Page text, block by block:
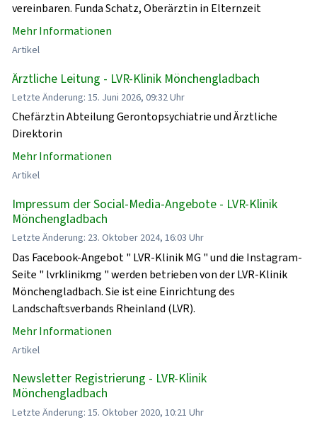
vereinbaren. Funda Schatz, Oberärztin in Elternzeit
Mehr Informationen
Artikel
Ärztliche Leitung - LVR-Klinik Mönchengladbach
Letzte Änderung: 15. Juni 2026, 09:32 Uhr
Chefärztin Abteilung Gerontopsychiatrie und Ärztliche
Direktorin
Mehr Informationen
Artikel
Impressum der Social-Media-Angebote - LVR-Klinik
Mönchengladbach
Letzte Änderung: 23. Oktober 2024, 16:03 Uhr
Das Facebook-Angebot " LVR-Klinik MG " und die Instagram-
Seite " lvrklinikmg " werden betrieben von der LVR-Klinik
Mönchengladbach. Sie ist eine Einrichtung des
Landschaftsverbands Rheinland (LVR).
Mehr Informationen
Artikel
Newsletter Registrierung - LVR-Klinik
Mönchengladbach
Letzte Änderung: 15. Oktober 2020, 10:21 Uhr